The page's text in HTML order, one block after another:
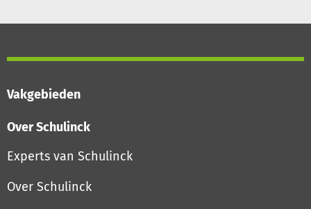
Vakgebieden
Over Schulinck
Experts van Schulinck
Over Schulinck